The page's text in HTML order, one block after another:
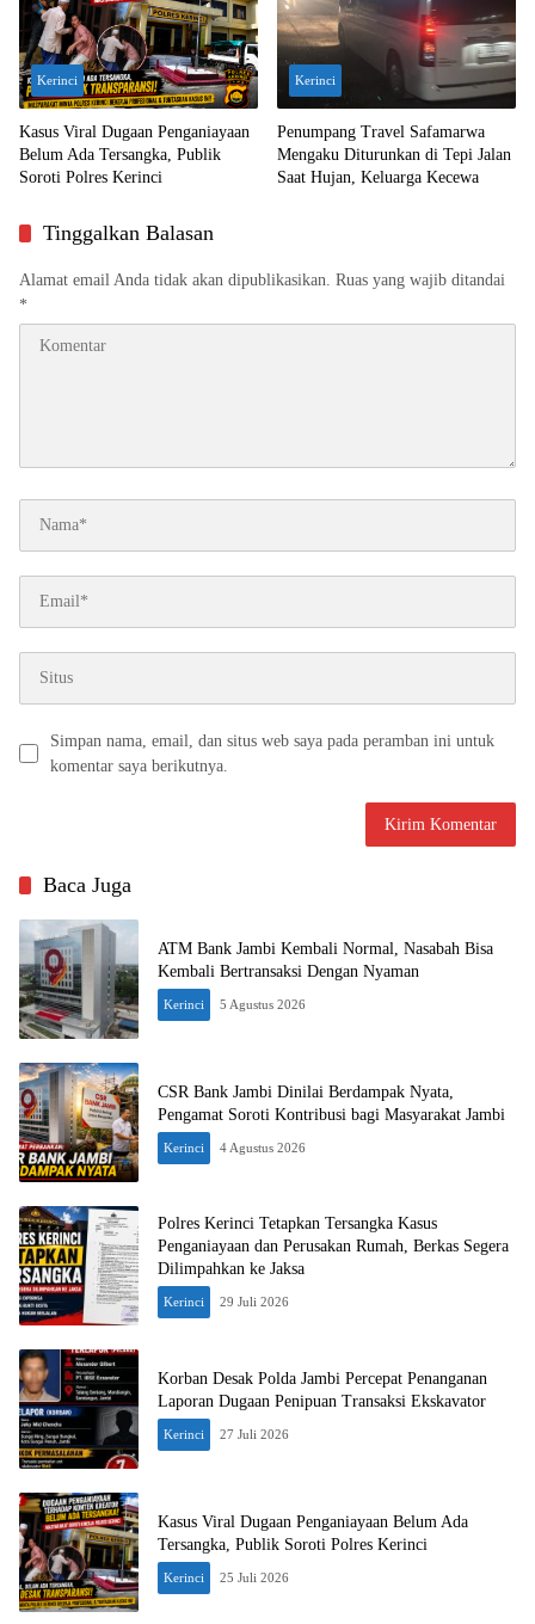
Kerinci
Kasus Viral Dugaan Penganiayaan
Belum Ada Tersangka, Publik
Soroti Polres Kerinci
Kerinci
Penumpang Travel Safamarwa
Mengaku Diturunkan di Tepi Jalan
Saat Hujan, Keluarga Kecewa
Tinggalkan Balasan
Alamat email Anda tidak akan dipublikasikan. Ruas yang wajib ditandai
*
Simpan nama, email, dan situs web saya pada peramban ini untuk
komentar saya berikutnya.
Baca Juga
ATM Bank Jambi Kembali Normal, Nasabah Bisa
Kembali Bertransaksi Dengan Nyaman
Kerinci 5 Agustus 2026
CSR Bank Jambi Dinilai Berdampak Nyata,
Pengamat Soroti Kontribusi bagi Masyarakat Jambi
Kerinci 4 Agustus 2026
Polres Kerinci Tetapkan Tersangka Kasus
Penganiayaan dan Perusakan Rumah, Berkas Segera
Dilimpahkan ke Jaksa
Kerinci 29 Juli 2026
Korban Desak Polda Jambi Percepat Penanganan
Laporan Dugaan Penipuan Transaksi Ekskavator
Kerinci 27 Juli 2026
Kasus Viral Dugaan Penganiayaan Belum Ada
Tersangka, Publik Soroti Polres Kerinci
Kerinci 25 Juli 2026